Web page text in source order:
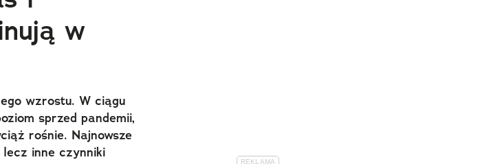
w
wzrostu. W ciągu
sprzed pandemii,
rośnie. Najnowsze
inne czynniki